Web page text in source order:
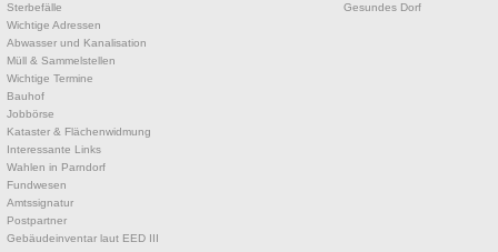
Sterbefälle
Wichtige Adressen
Abwasser und Kanalisation
Müll & Sammelstellen
Wichtige Termine
Bauhof
Jobbörse
Kataster & Flächenwidmung
Interessante Links
Wahlen in Parndorf
Fundwesen
Amtssignatur
Postpartner
Gebäudeinventar laut EED III
Gesundes Dorf